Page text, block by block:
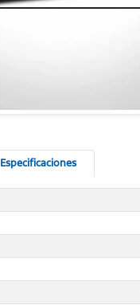
Especificaciones